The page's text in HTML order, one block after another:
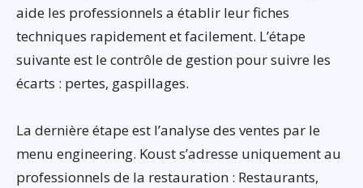
aide les professionnels a établir leur fiches
techniques rapidement et facilement. L’étape
suivante est le contrôle de gestion pour suivre les
écarts : pertes, gaspillages.
La dernière étape est l’analyse des ventes par le
menu engineering. Koust s’adresse uniquement au
professionnels de la restauration : Restaurants,